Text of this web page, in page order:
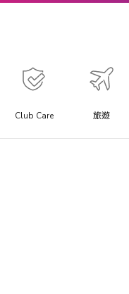
Club Care 旅遊